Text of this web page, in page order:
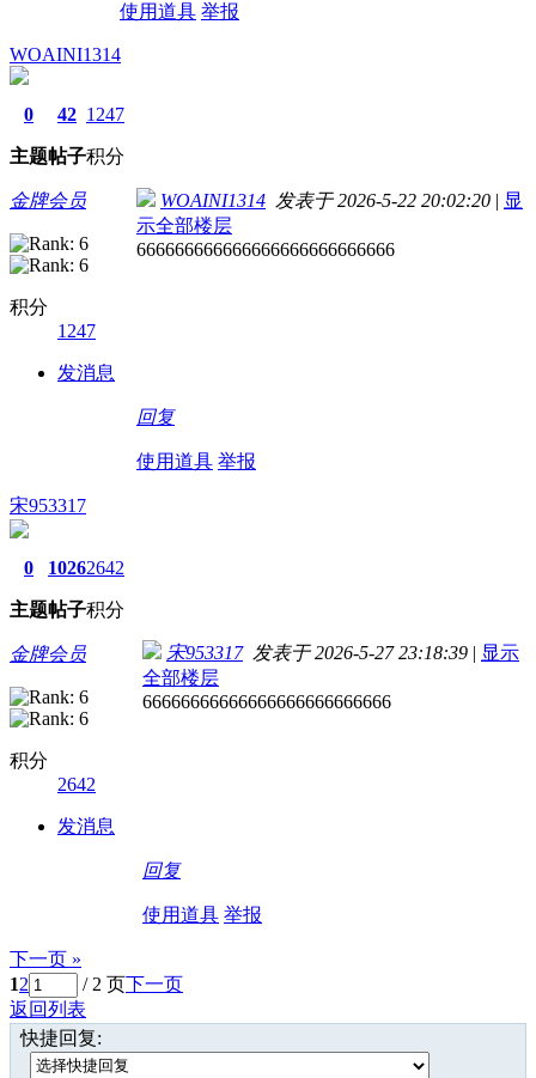
使用道具 举报
WOAINI1314
0
主题
42
帖子
1247
积分
金牌会员
积分
1247
发消息
WOAINI1314 发表于 2026-5-22 20:02:20 | 显
示全部楼层
666666666666666666666666666
回复
使用道具 举报
宋953317
0
主题
1026
帖子
2642
积分
金牌会员
积分
2642
发消息
宋953317发表于 2026-5-27 23:18:39 | 显示
全部楼层
66666666666666666666666666
回复
使用道具 举报
下一页 »
12 / 2 页下一页
返回列表
快捷回复: